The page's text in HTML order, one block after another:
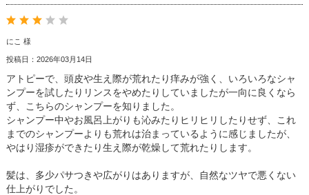
にこ 様
投稿日：2026年03月14日
アトピーで、頭皮や生え際が荒れたり痒みが強く、いろいろなシャ
ンプーを試したりリンスをやめたりしていましたが一向に良くなら
ず、こちらのシャンプーを知りました。
シャンプー中やお風呂上がりも沁みたりヒリヒリしたりせず、これ
までのシャンプーよりも荒れは治まっているように感じましたが、
やはり湿疹ができたり生え際が乾燥して荒れたりします。
髪は、多少パサつきや広がりはありますが、自然なツヤで悪くない
仕上がりでした。